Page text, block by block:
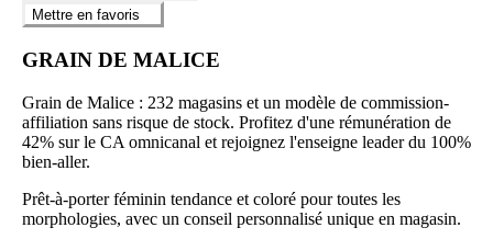
Mettre en favoris
GRAIN DE MALICE
Grain de Malice : 232 magasins et un modèle de commission-
affiliation sans risque de stock. Profitez d'une rémunération de
42% sur le CA omnicanal et rejoignez l'enseigne leader du 100%
bien-aller.
Prêt-à-porter féminin tendance et coloré pour toutes les
morphologies, avec un conseil personnalisé unique en magasin.